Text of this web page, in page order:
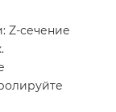
Z-сечение